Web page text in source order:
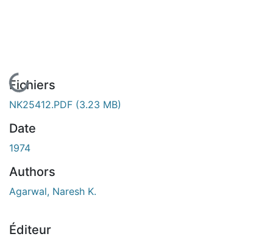
En cours de chargement...
Fichiers
NK25412.PDF (3.23 MB)
Date
1974
Authors
Agarwal, Naresh K.
Éditeur